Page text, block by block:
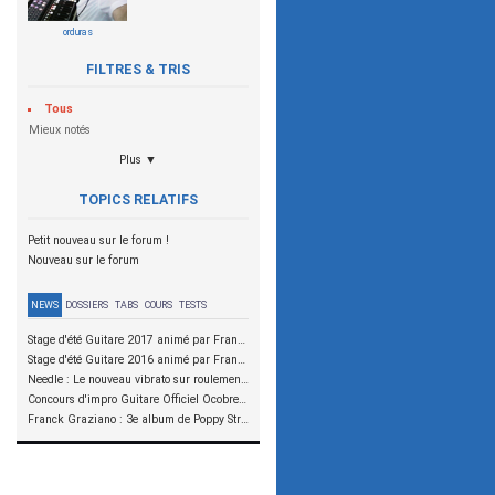
orduras
FILTRES & TRIS
Tous
Mieux notés
Plus ▼
TOPICS RELATIFS
Petit nouveau sur le forum !
Nouveau sur le forum
NEWS DOSSIERS TABS COURS TESTS
Stage d'été Guitare 2017 animé par Franck Graziano et Julien Bouvier
Stage d'été Guitare 2016 animé par Franck Graziano et Julien Bouvier
Needle : Le nouveau vibrato sur roulements à aiguilles
Concours d'impro Guitare Officiel Ocobre 2015 - Christophe Godin
Franck Graziano : 3e album de Poppy Street en précommande